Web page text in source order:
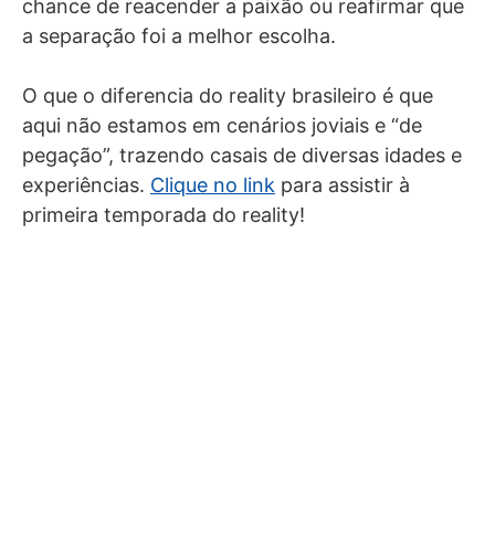
chance de reacender a paixão ou reafirmar que
a separação foi a melhor escolha.
O que o diferencia do reality brasileiro é que
aqui não estamos em cenários joviais e “de
pegação”, trazendo casais de diversas idades e
experiências. Clique no link para assistir à
primeira temporada do reality!